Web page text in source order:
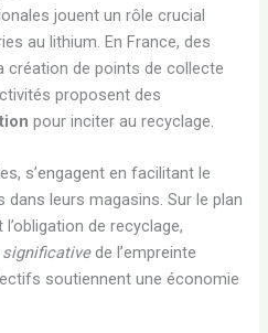
jouent un rôle crucial
au lithium. En France, des
création de points de collecte
proposent des
pour inciter au recyclage.
s’engagent en facilitant le
leurs magasins. Sur le plan
de recyclage,
de l’empreinte
soutiennent une économie